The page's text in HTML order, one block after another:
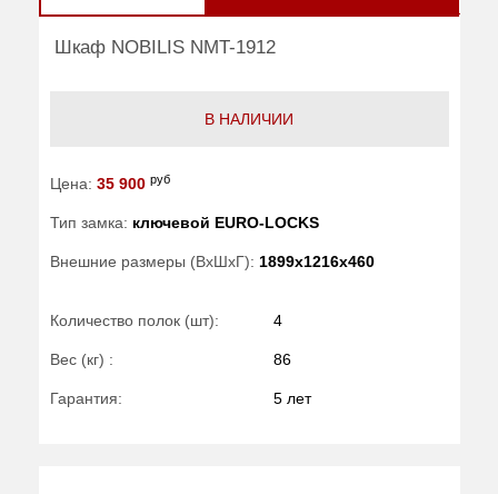
Шкаф NOBILIS NMT-1912
В НАЛИЧИИ
Цена: 35 900 руб
Тип замка: ключевой EURO-LOCKS
Внешние размеры (ВхШхГ): 1899x1216x460
Количество полок (шт): 4
Вес (кг) : 86
Гарантия: 5 лет